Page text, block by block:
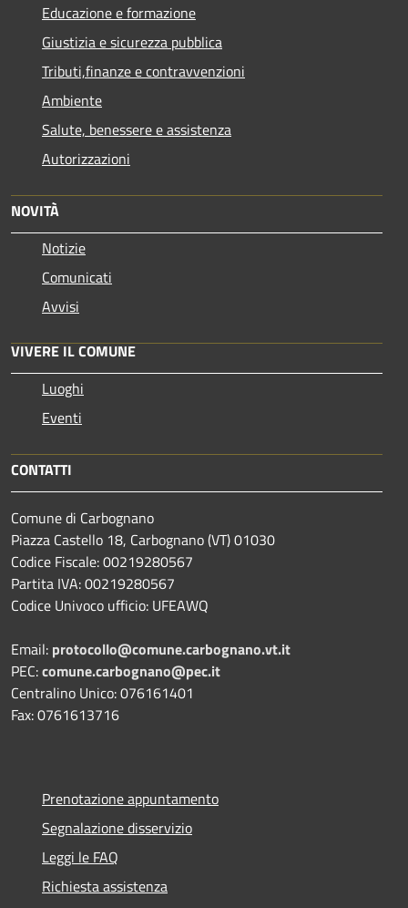
Educazione e formazione
Giustizia e sicurezza pubblica
Tributi,finanze e contravvenzioni
Ambiente
Salute, benessere e assistenza
Autorizzazioni
NOVITÀ
Notizie
Comunicati
Avvisi
VIVERE IL COMUNE
Luoghi
Eventi
CONTATTI
Comune di Carbognano
Piazza Castello 18, Carbognano (VT) 01030
Codice Fiscale: 00219280567
Partita IVA: 00219280567
Codice Univoco ufficio: UFEAWQ
Email: protocollo@comune.carbognano.vt.it
PEC:comune.carbognano@pec.it
Centralino Unico: 076161401
Fax: 0761613716
Prenotazione appuntamento
Segnalazione disservizio
Leggi le FAQ
Richiesta assistenza